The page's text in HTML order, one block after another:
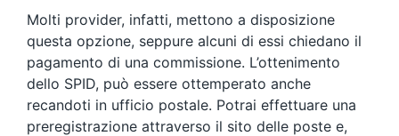
Molti provider, infatti, mettono a disposizione
questa opzione, seppure alcuni di essi chiedano il
pagamento di una commissione. L’ottenimento
dello SPID, può essere ottemperato anche
recandoti in ufficio postale. Potrai effettuare una
preregistrazione attraverso il sito delle poste e,